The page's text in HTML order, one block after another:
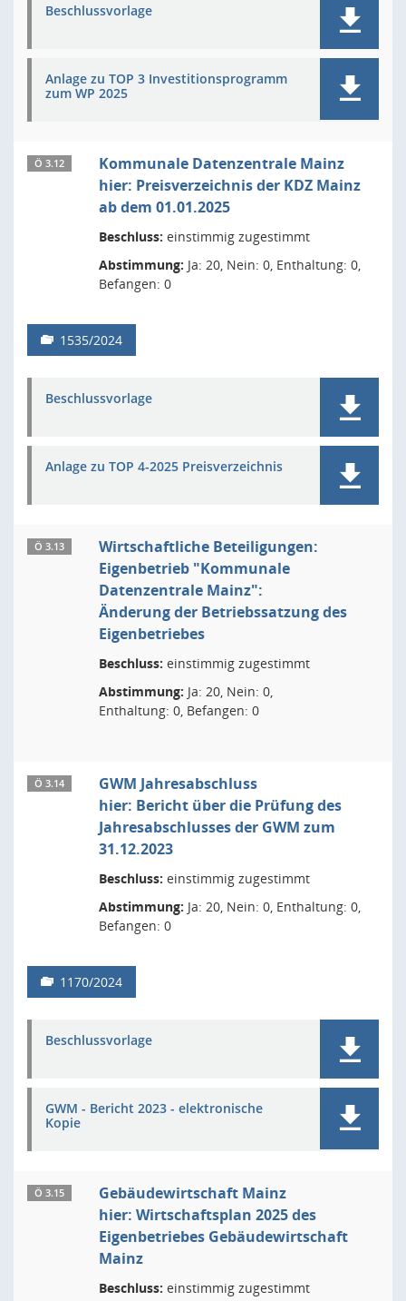
Beschlussvorlage
Anlage zu TOP 3 Investitionsprogramm
zum WP 2025
Ö 3.12
Kommunale Datenzentrale Mainz
hier: Preisverzeichnis der KDZ Mainz
ab dem 01.01.2025
Beschluss: einstimmig zugestimmt
Abstimmung: Ja: 20, Nein: 0, Enthaltung: 0,
Befangen: 0
1535/2024
Beschlussvorlage
Anlage zu TOP 4-2025 Preisverzeichnis
Ö 3.13
Wirtschaftliche Beteiligungen:
Eigenbetrieb "Kommunale
Datenzentrale Mainz":
Änderung der Betriebssatzung des
Eigenbetriebes
Beschluss: einstimmig zugestimmt
Abstimmung: Ja: 20, Nein: 0,
Enthaltung: 0, Befangen: 0
Ö 3.14
GWM Jahresabschluss
hier: Bericht über die Prüfung des
Jahresabschlusses der GWM zum
31.12.2023
Beschluss: einstimmig zugestimmt
Abstimmung: Ja: 20, Nein: 0, Enthaltung: 0,
Befangen: 0
1170/2024
Beschlussvorlage
GWM - Bericht 2023 - elektronische
Kopie
Ö 3.15
Gebäudewirtschaft Mainz
hier: Wirtschaftsplan 2025 des
Eigenbetriebes Gebäudewirtschaft
Mainz
Beschluss: einstimmig zugestimmt